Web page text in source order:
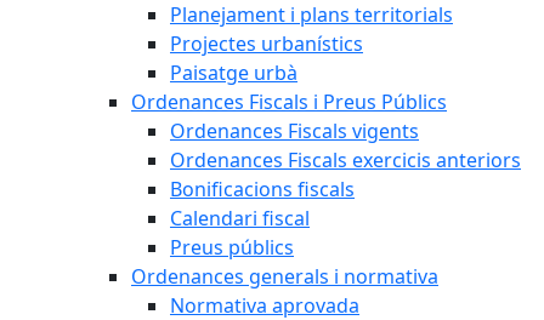
Planejament i plans territorials
Projectes urbanístics
Paisatge urbà
Ordenances Fiscals i Preus Públics
Ordenances Fiscals vigents
Ordenances Fiscals exercicis anteriors
Bonificacions fiscals
Calendari fiscal
Preus públics
Ordenances generals i normativa
Normativa aprovada